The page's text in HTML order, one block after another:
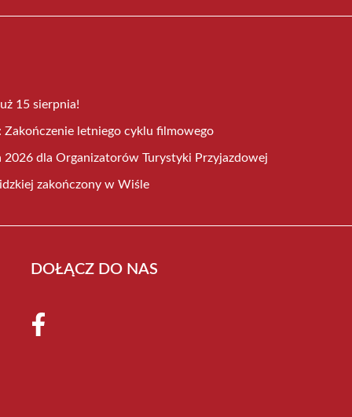
15 sierpnia!
letniego cyklu filmowego
2026 dla Organizatorów Turystyki Przyjazdowej
zakończony w Wiśle
DOŁĄCZ DO NAS